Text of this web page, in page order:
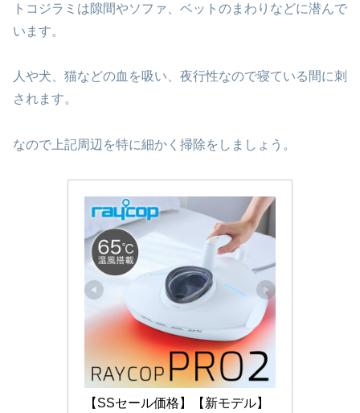
トコジラミは隙間やソファ、ベットのまわりなどに潜んで
います。
人や犬、猫などの血を吸い、夜行性なので寝ている間に刺
されます。
なので上記周辺を特に細かく掃除をしましょう。
【SSセール価格】【新モデル】